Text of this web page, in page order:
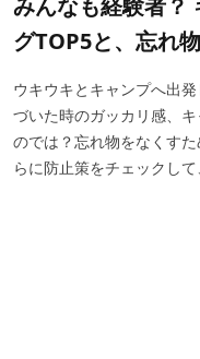
みんなも経験者？
グTOP5と、忘れ
ウキウキとキャンプへ出
づいた時のガッカリ感、
のでは？忘れ物をなくす
らに防止策をチェックし